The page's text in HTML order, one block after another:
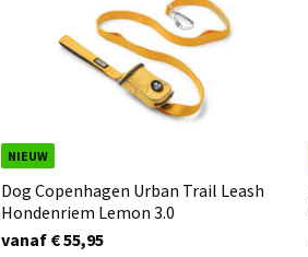
NIEUW
Dog Copenhagen Urban Trail Leash
Hondenriem Lemon 3.0
vanaf € 55,95